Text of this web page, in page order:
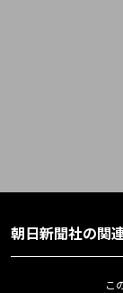
朝日新聞社の関
こ